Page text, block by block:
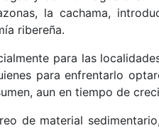
la cachama,
ribereña.
para las
para enfrentarlo
aun en tiempo de
de material